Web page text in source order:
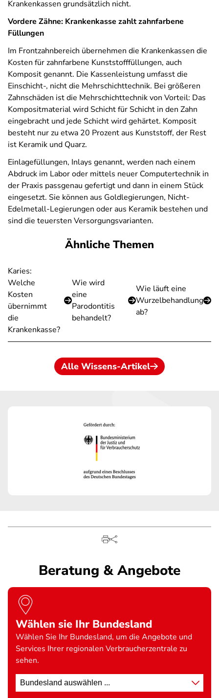
Krankenkassen grundsätzlich nicht.
Vordere Zähne: Krankenkasse zahlt zahnfarbene
Füllungen
Im Frontzahnbereich übernehmen die Krankenkassen die
Kosten für zahnfarbene Kunststofffüllungen, auch
Komposit genannt. Die Kassenleistung umfasst die
Einschicht-, nicht die Mehrschichttechnik. Bei größeren
Zahnschäden ist die Mehrschichttechnik von Vorteil: Das
Kompositmaterial wird Schicht für Schicht in den Zahn
eingebracht und jede Schicht wird gehärtet. Komposit
besteht nur zu etwa 20 Prozent aus Kunststoff, der Rest
ist Keramik und Quarz.
Einlagefüllungen, Inlays genannt, werden nach einem
Abdruck im Labor oder mittels neuer Computertechnik in
der Praxis passgenau gefertigt und dann in einem Stück
eingesetzt. Sie können aus Goldlegierungen, Nicht-
Edelmetall-Legierungen oder aus Keramik bestehen und
sind die teuersten Versorgungsvarianten.
Ähnliche Themen
Karies:
Welche
Kosten
übernimmt
die
Krankenkasse?
Wie wird
eine
Parodontitis
behandelt?
Wie läuft eine
Wurzelbehandlung
ab?
Alle Wissens-Artikel
Beratung & Angebote
Wählen sie Ihr Bundesland
Wählen Sie Ihr Bundesland, um die Angebote und
Services Ihrer regionalen Verbraucherzentrale zu
sehen.
Standort
wählen